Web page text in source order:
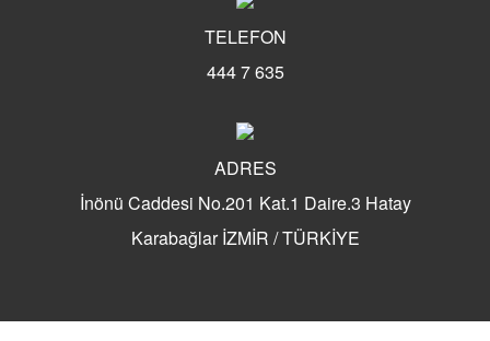
TELEFON
444 7 635
ADRES
İnönü Caddesi No.201 Kat.1 Daire.3 Hatay
Karabağlar İZMİR / TÜRKİYE